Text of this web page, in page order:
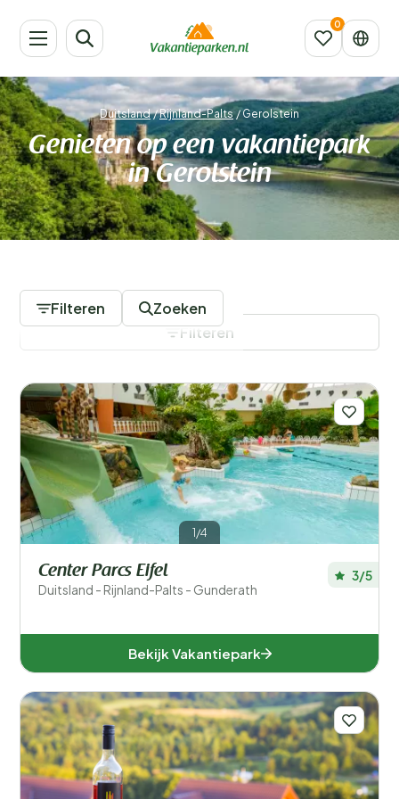
Duitsland/Rijnland-Palts /Gerolstein
Genieten op een vakantiepark
in Gerolstein
Filteren Zoeken
Voor kinderen
Eten en drinken
Algemene parkfaciliteiten
Wellness
Ligging
Filters opslaan
Filteren
1/4
Center Parcs Eifel
Duitsland - Rijnland-Palts - Gunderath
3/5
Bekijk Vakantiepark